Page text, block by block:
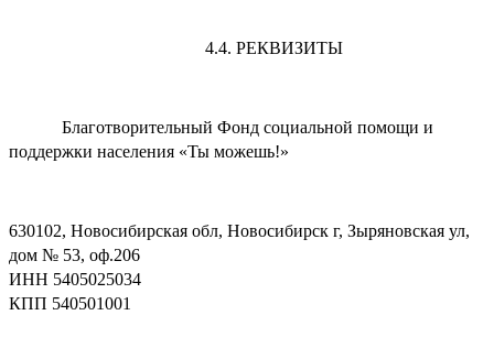
4.4. РЕКВИЗИТЫ
Благотворительный Фонд социальной помощи и
поддержки населения «Ты можешь!»
630102, Новосибирская обл, Новосибирск г, Зыряновская ул,
дом № 53, оф.206
ИНН 5405025034
КПП 540501001